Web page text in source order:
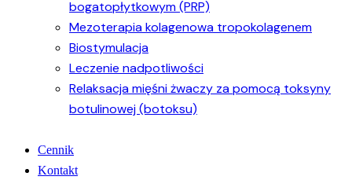
bogatopłytkowym (PRP)
Mezoterapia kolagenowa tropokolagenem
Biostymulacja
Leczenie nadpotliwości
Relaksacja mięśni żwaczy za pomocą toksyny
botulinowej (botoksu)
Cennik
Kontakt